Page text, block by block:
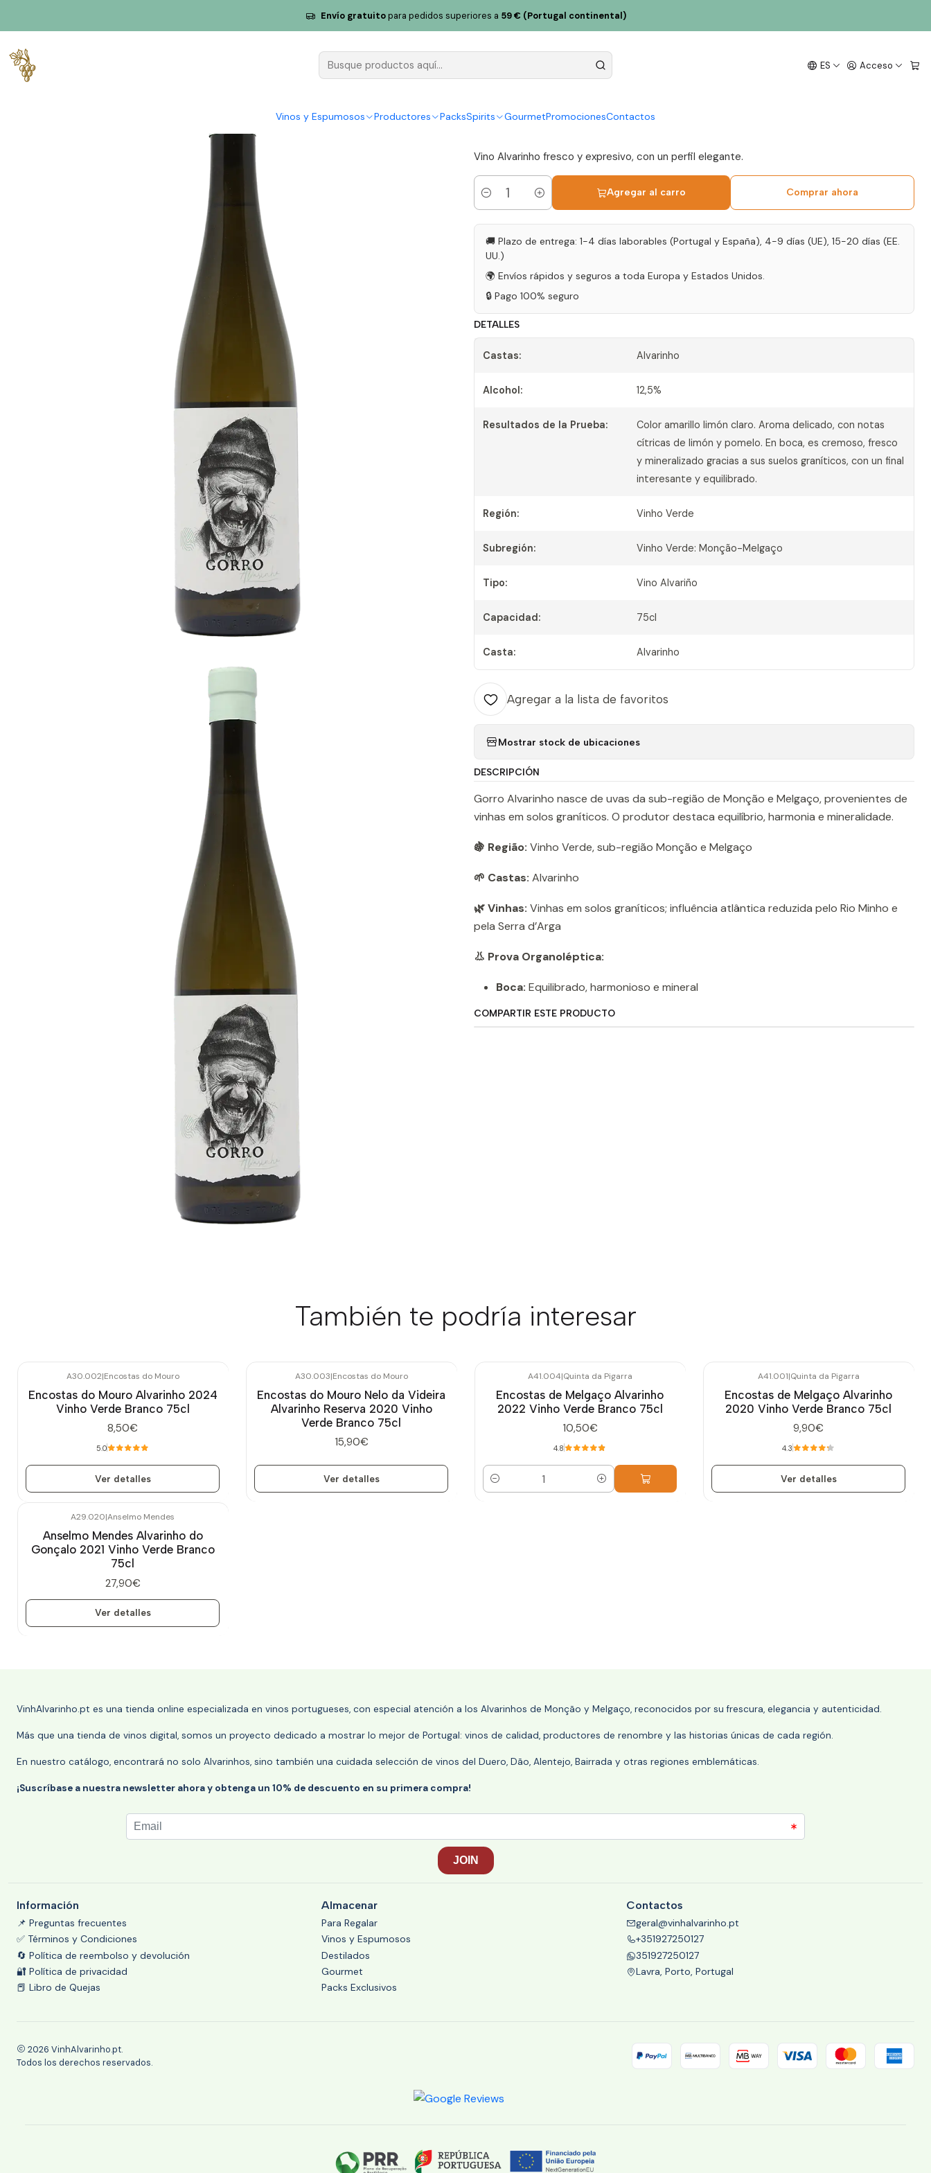
ES Acceso
Vinos y Espumosos Productores PacksSpirits GourmetPromocionesContactos
Envío gratuitopara pedidos superiores a 59 € (Portugal continental)
PBW Vino Verde Gorro Alvarinho 2021 Vino Blanco Vinho Verde 75cl
Gorro Alvarinho 2021 Vino Blanco
|
Vino Alvarinho fresco y expresivo, con un perfil elegante.
Cantidad
Agregar al carro Comprar ahora
🚚 Plazo de entrega: 1-4 días laborables (Portugal y España), 4-9 días (UE), 15-20 días (EE.
UU.)
🌍 Envíos rápidos y seguros a toda Europa y Estados Unidos.
🔒 Pago 100% seguro
DETALLES
Castas: Alvarinho
Alcohol: 12,5%
Resultados de la Prueba:
Color amarillo limón claro. Aroma delicado, con notas
cítricas de limón y pomelo. En boca, es cremoso, fresco
y mineralizado gracias a sus suelos graníticos, con un final
interesante y equilibrado.
Región: Vinho Verde
Subregión: Vinho Verde: Monção-Melgaço
Tipo: Vino Alvariño
Capacidad: 75cl
Casta: Alvarinho
Agregar a la lista de favoritos
Mostrar stock de ubicaciones
DESCRIPCIÓN
Gorro Alvarinho nasce de uvas da sub-região de Monção e Melgaço, provenientes de
vinhas em solos graníticos. O produtor destaca equilíbrio, harmonia e mineralidade.
🍇 Região: Vinho Verde, sub-região Monção e Melgaço
🌱 Castas: Alvarinho
🌿 Vinhas: Vinhas em solos graníticos; influência atlântica reduzida pelo Rio Minho e
pela Serra d’Arga
👃 Prova Organoléptica:
Boca: Equilibrado, harmonioso e mineral
COMPARTIR ESTE PRODUCTO
También te podría interesar
A30.002|Encostas do Mouro
Encostas do Mouro Alvarinho 2024
Vinho Verde Branco 75cl
8,50€
5.0
Ver detalles
A30.003|Encostas do Mouro
Encostas do Mouro Nelo da Videira
Alvarinho Reserva 2020 Vinho
Verde Branco 75cl
15,90€
Ver detalles
A41.004|Quinta da Pigarra
Encostas de Melgaço Alvarinho
2022 Vinho Verde Branco 75cl
10,50€
4.8
Cantidad
A41.001|Quinta da Pigarra
Encostas de Melgaço Alvarinho
2020 Vinho Verde Branco 75cl
9,90€
4.3
Ver detalles
A29.020|Anselmo Mendes
Anselmo Mendes Alvarinho do
Gonçalo 2021 Vinho Verde Branco
75cl
27,90€
Ver detalles
VinhAlvarinho.pt es una tienda online especializada en vinos portugueses, con especial atención a los Alvarinhos de Monção y Melgaço, reconocidos por su frescura, elegancia y autenticidad.
Más que una tienda de vinos digital, somos un proyecto dedicado a mostrar lo mejor de Portugal: vinos de calidad, productores de renombre y las historias únicas de cada región.
En nuestro catálogo, encontrará no solo Alvarinhos, sino también una cuidada selección de vinos del Duero, Dão, Alentejo, Bairrada y otras regiones emblemáticas.
¡Suscríbase a nuestra newsletter ahora y obtenga un 10% de descuento en su primera compra!
Información
📌 Preguntas frecuentes
✅ Términos y Condiciones
🔄 Política de reembolso y devolución
🔐 Política de privacidad
📕 Libro de Quejas
Almacenar
Para Regalar
Vinos y Espumosos
Destilados
Gourmet
Packs Exclusivos
Contactos
geral@vinhalvarinho.pt
+351927250127
351927250127
Lavra, Porto, Portugal
2026 VinhAlvarinho.pt.
Todos los derechos reservados.